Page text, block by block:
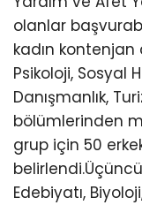
olanlar
kadın kontenjan
Psikoloji, Sosyal
Danışmanlık,
bölümlerinden
grup için 50
Edebiyatı,